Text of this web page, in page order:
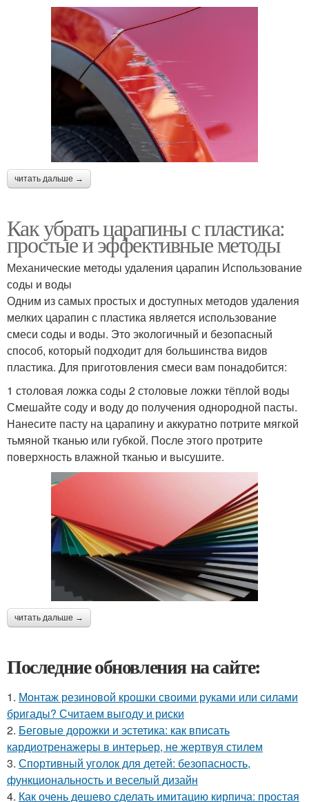
читать дальше →
Как убрать царапины с пластика:
простые и эффективные методы
Механические методы удаления царапин Использование
соды и воды
Одним из самых простых и доступных методов удаления
мелких царапин с пластика является использование
смеси соды и воды. Это экологичный и безопасный
способ, который подходит для большинства видов
пластика. Для приготовления смеси вам понадобится:
1 столовая ложка соды 2 столовые ложки тёплой воды
Смешайте соду и воду до получения однородной пасты.
Нанесите пасту на царапину и аккуратно потрите мягкой
тьмяной тканью или губкой. После этого протрите
поверхность влажной тканью и высушите.
читать дальше →
Последние обновления на сайте:
1. Монтаж резиновой крошки своими руками или силами
бригады? Считаем выгоду и риски
2. Беговые дорожки и эстетика: как вписать
кардиотренажеры в интерьер, не жертвуя стилем
3. Спортивный уголок для детей: безопасность,
функциональность и веселый дизайн
4. Как очень дешево сделать имитацию кирпича: простая